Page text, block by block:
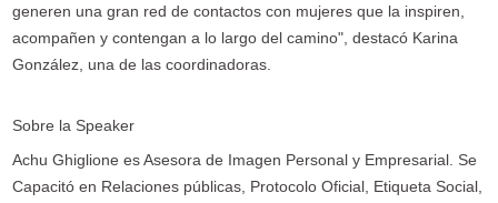
generen una gran red de contactos con mujeres que la inspiren,
acompañen y contengan a lo largo del camino", destacó Karina
González, una de las coordinadoras.
Sobre la Speaker
Achu Ghiglione es Asesora de Imagen Personal y Empresarial. Se
Capacitó en Relaciones públicas, Protocolo Oficial, Etiqueta Social,